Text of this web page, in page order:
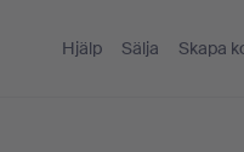
Hjälp Sälja Skapa